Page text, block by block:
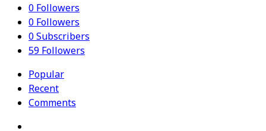
0 Followers
0 Followers
0Subscribers
59 Followers
Popular
Recent
Comments